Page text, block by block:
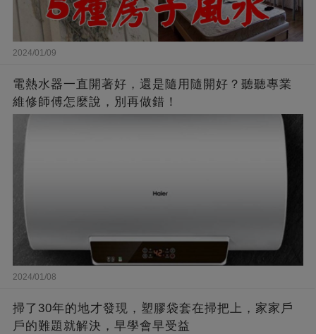
2024/01/09
電熱水器一直開著好，還是隨用隨開好？聽聽專業
維修師傅怎麼說，別再做錯！
2024/01/08
掃了30年的地才發現，塑膠袋套在掃把上，家家戶
戶的難題就解決，早學會早受益